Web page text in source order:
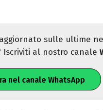
sulle ultime
Iscriviti al nostro canale
nel canale WhatsApp